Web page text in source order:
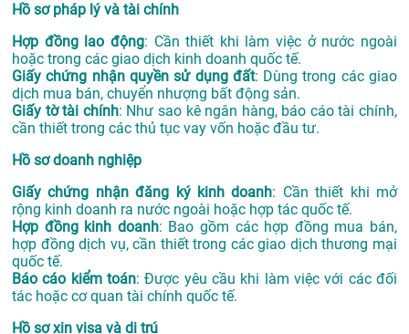
Hồ sơ pháp lý và tài chính
Hợp đồng lao động: Cần thiết khi làm việc ở nước ngoài
hoặc trong các giao dịch kinh doanh quốc tế.
Giấy chứng nhận quyền sử dụng đất: Dùng trong các giao
dịch mua bán, chuyển nhượng bất động sản.
Giấy tờ tài chính: Như sao kê ngân hàng, báo cáo tài chính,
cần thiết trong các thủ tục vay vốn hoặc đầu tư.
Hồ sơ doanh nghiệp
Giấy chứng nhận đăng ký kinh doanh: Cần thiết khi mở
rộng kinh doanh ra nước ngoài hoặc hợp tác quốc tế.
Hợp đồng kinh doanh: Bao gồm các hợp đồng mua bán,
hợp đồng dịch vụ, cần thiết trong các giao dịch thương mại
quốc tế.
Báo cáo kiểm toán: Được yêu cầu khi làm việc với các đối
tác hoặc cơ quan tài chính quốc tế.
Hồ sơ xin visa và di trú